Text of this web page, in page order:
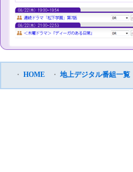
・ HOME ・ 地上デジタル番組一覧